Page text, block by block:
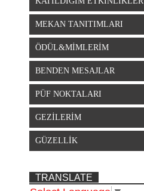
MEKAN TANITIMLARI
ÖDÜL&MİMLERİM
BENDEN MESAJLAR
PÜF NOKTALARI
GEZİLERİM
GÜZELLİK
TRANSLATE